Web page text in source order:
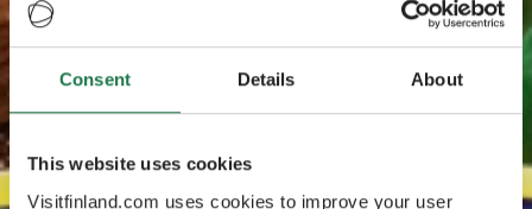
Consent Details About
This website uses cookies
Visitfinland.com uses cookies to improve your user